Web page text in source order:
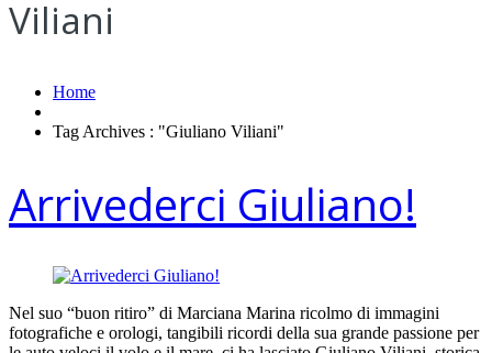
Viliani
Home
Tag Archives : "Giuliano Viliani"
Arrivederci Giuliano!
Nel suo “buon ritiro” di Marciana Marina ricolmo di immagini
fotografiche e orologi, tangibili ricordi della sua grande passione per